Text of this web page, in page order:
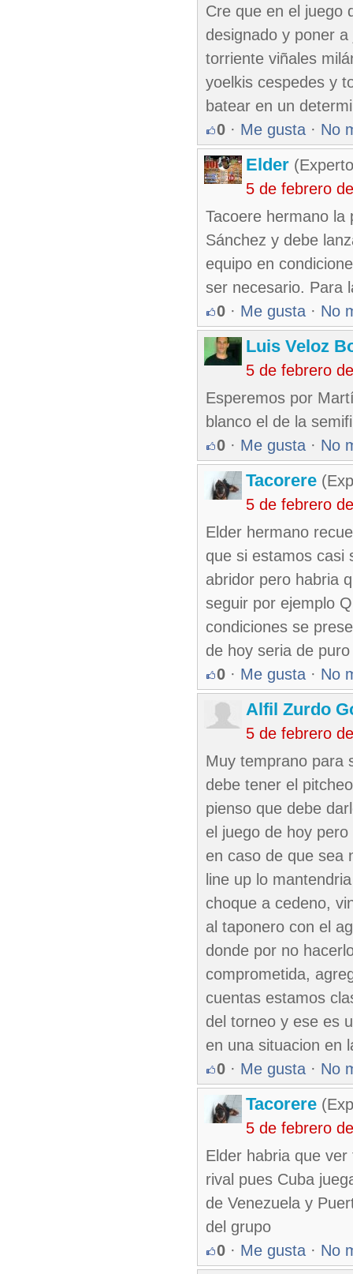
Cre que en el juego
designado y poner
torriente viñales
yoelkis cespedes y
batear en un
0 · Me gusta · No
Elder
5 de febrero
Tacoere hermano la
Sánchez y debe
equipo en
ser necesario. Para
0 · Me gusta · No
Luis Veloz
5 de febrero
Esperemos por
blanco el de la
0 · Me gusta · No
Tacorere
5 de febrero
Elder hermano
que si estamos casi
abridor pero habria
seguir por ejemplo
condiciones se
de hoy seria de
0 · Me gusta · No
Alfil Zurdo
5 de febrero
Muy temprano para
debe tener el
pienso que debe
el juego de hoy
en caso de que sea
line up lo
choque a cedeno,
al taponero con el
donde por no
comprometida,
cuentas estamos
del torneo y ese es
en una situacion en
0 · Me gusta · No
Tacorere
5 de febrero
Elder habria que
rival pues Cuba
de Venezuela y
del grupo
0 · Me gusta · No